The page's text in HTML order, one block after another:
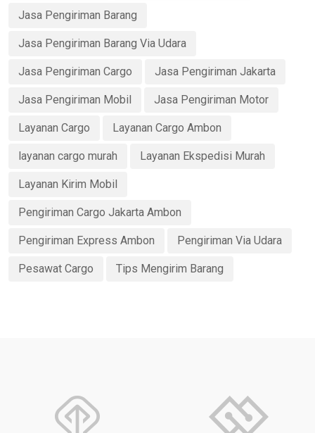
Jasa Pengiriman Barang
Jasa Pengiriman Barang Via Udara
Jasa Pengiriman Cargo Jasa Pengiriman Jakarta
Jasa Pengiriman Mobil Jasa Pengiriman Motor
Layanan Cargo Layanan Cargo Ambon
layanan cargo murah Layanan Ekspedisi Murah
Layanan Kirim Mobil
Pengiriman Cargo Jakarta Ambon
Pengiriman Express Ambon Pengiriman Via Udara
Pesawat Cargo Tips Mengirim Barang